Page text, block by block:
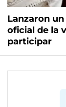
Lanzaron
oficial de la
participar